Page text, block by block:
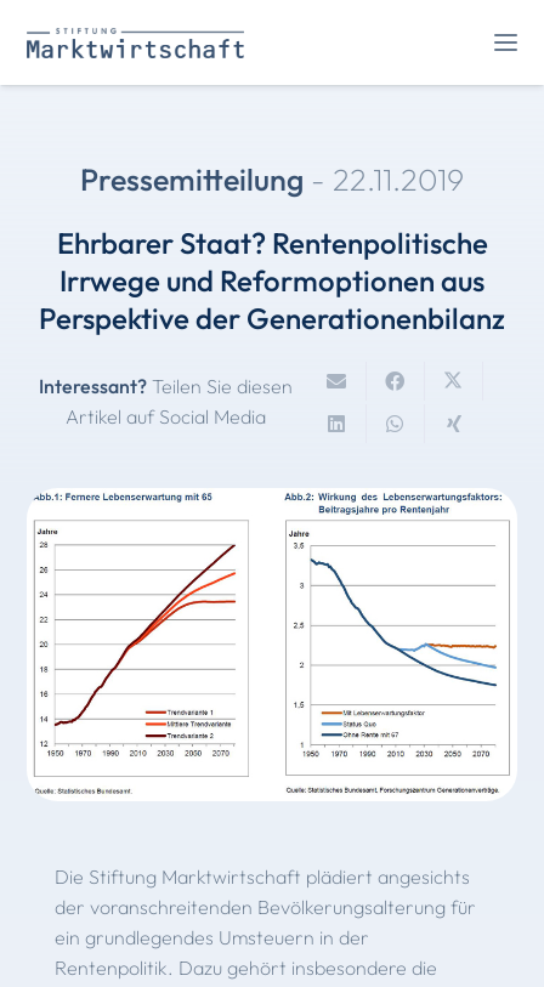
Pressemitteilung - 22.11.2019
Ehrbarer Staat? Rentenpolitische
Irrwege und Reformoptionen aus
Perspektive der Generationenbilanz
Interessant?Teilen Sie diesen
Artikel auf Social Media
Die Stiftung Marktwirtschaft plädiert angesichts
der voranschreitenden Bevölkerungsalterung für
ein grundlegendes Umsteuern in der
Rentenpolitik. Dazu gehört insbesondere die